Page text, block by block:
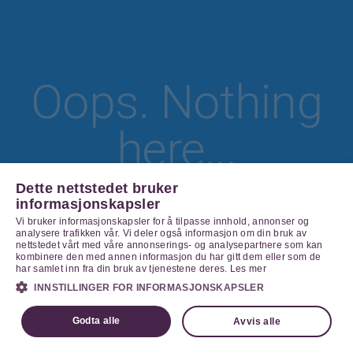
Oops. Nothing
here...
Go Home
Dette nettstedet bruker
informasjonskapsler
Vi bruker informasjonskapsler for å tilpasse innhold, annonser og
analysere trafikken vår. Vi deler også informasjon om din bruk av
nettstedet vårt med våre annonserings- og analysepartnere som kan
kombinere den med annen informasjon du har gitt dem eller som de
har samlet inn fra din bruk av tjenestene deres. Les mer
INNSTILLINGER FOR INFORMASJONSKAPSLER
Godta alle Avvis alle